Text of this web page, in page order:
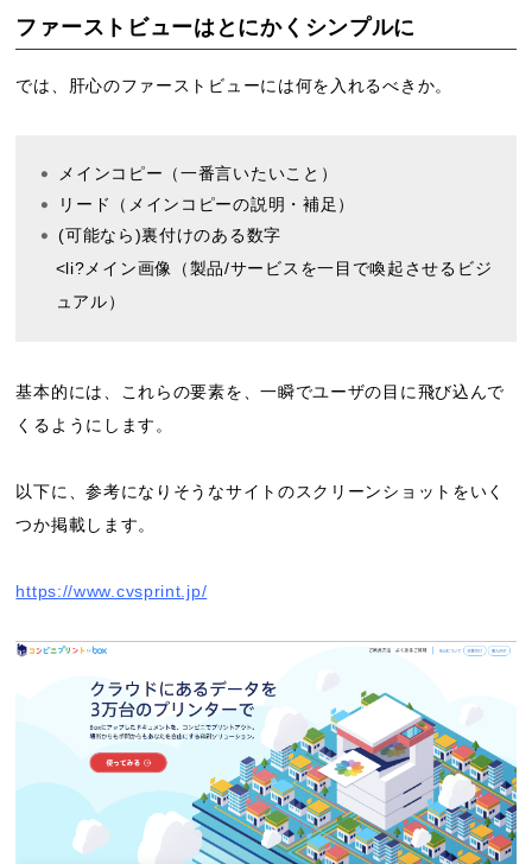
ファーストビューはとにかくシンプルに
では、肝心のファーストビューには何を入れるべきか。
メインコピー（一番言いたいこと）
リード（メインコピーの説明・補足）
(可能なら)裏付けのある数字
<li?メイン画像（製品/サービスを一目で喚起させるビジ
ュアル）
基本的には、これらの要素を、一瞬でユーザの目に飛び込んで
くるようにします。
以下に、参考になりそうなサイトのスクリーンショットをいく
つか掲載します。
https://www.cvsprint.jp/